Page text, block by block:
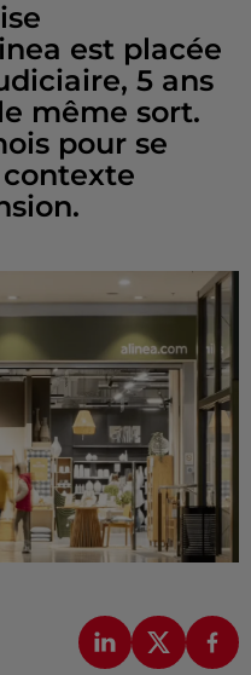
est placée
5 ans
même sort.
pour se
contexte